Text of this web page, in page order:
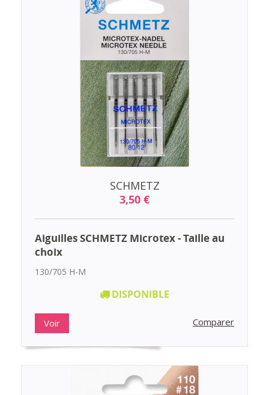
SCHMETZ
3,50 €
Aiguilles SCHMETZ Microtex - Taille au
choix
130/705 H-M
DISPONIBLE
Voir Comparer